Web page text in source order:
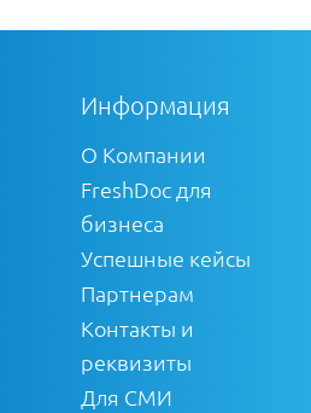
Информация
О Компании
FreshDoc для
бизнеса
Успешные кейсы
Партнерам
Контакты и
реквизиты
Для СМИ